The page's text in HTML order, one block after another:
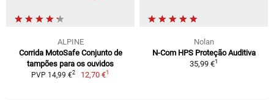
ALPINE
Corrida MotoSafe Conjunto de
tampões para os ouvidos
PVP 14,99 €2 12,70 €1
Nolan
N-Com HPS Proteção Auditiva
35,99 €1